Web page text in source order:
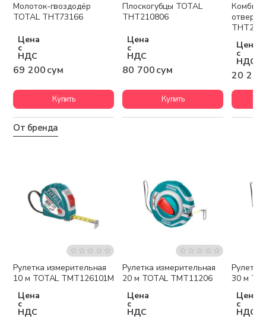
Молоток-гвоздодёр
TOTAL THT73166
Цена
с
НДС
69 200 сум
Купить
Плоскогубцы TOTAL
THT210806
Цена
с
НДС
80 700 сум
Купить
Цена
с
НДС
20 200
От бренда
Рулетка измерительная
10 м TOTAL TMT126101M
Цена
с
НДС
Рулетка измерительная
20 м TOTAL TMT11206
Цена
с
НДС
30 м
Цена
с
НДС